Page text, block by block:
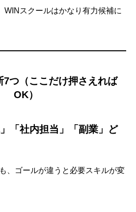
WINスクールはかなり有力候補に
7つ（ここだけ押さえれば
OK）
「社内担当」「副業」ど
、ゴールが違うと必要スキルが変